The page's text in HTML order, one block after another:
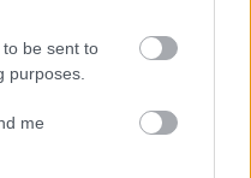
be sent to
purposes.
me